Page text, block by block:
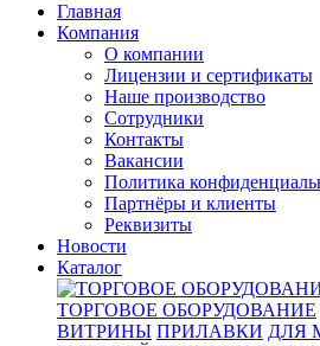
Главная
Компания
О компании
Лицензии и сертификаты
Наше производство
Сотрудники
Контакты
Вакансии
Политика
Партнёры и клиенты
Реквизиты
Новости
Каталог
ТОРГОВОЕ ОБОРУДОВАНИЕ
ВИТРИНЫ ПРИЛАВКИ ДЛЯ